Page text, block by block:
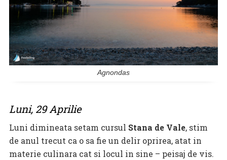
Agnondas
Luni, 29 Aprilie
Luni dimineata setam cursul Stana de Vale, stim
de anul trecut ca o sa fie un delir oprirea, atat in
materie culinara cat si locul in sine – peisaj de vis.